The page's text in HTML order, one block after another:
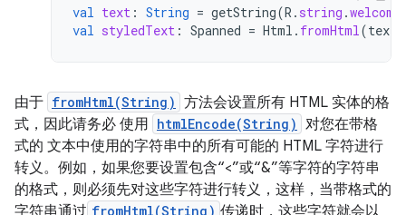
val text : String = getString(R . string .
val styledText : Spanned = Html . fromHtml(text
由于 fromHtml(String) 方法会设置所有 HTML 实体的格
式，因此请务必 使用 htmlEncode(String) 对您在带格
式的 文本中使用的字符串中的所有可能的 HTML 字符进行
转义。例如，如果您要设置包含“<”或“&”等字符的字符串
的格式，则必须先对这些字符进行转义，这样，当带格式的
字符串通过 fromHtml(String) 传递时，这些字符就会以